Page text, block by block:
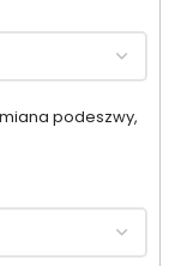
podeszwy,